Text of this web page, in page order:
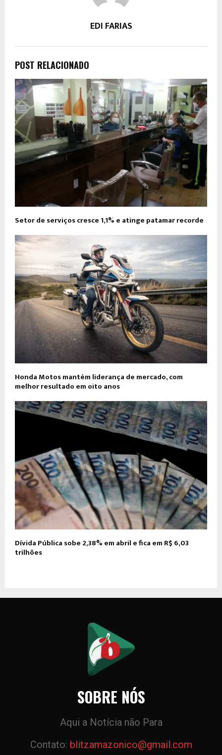
EDI FARIAS
POST RELACIONADO
Setor de serviços cresce 1,1% e atinge patamar recorde
Honda Motos mantém liderança de mercado, com
melhor resultado em oito anos
Dívida Pública sobe 2,38% em abril e fica em R$ 6,03
trilhões
SOBRE NÓS
Aqui a Notícia não Para
Contato: blitzamazonico@gmail.com